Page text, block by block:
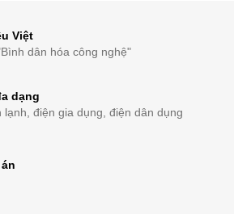
Việt
dân hóa công nghệ"
dạng
điện gia dụng, điện dân dụng